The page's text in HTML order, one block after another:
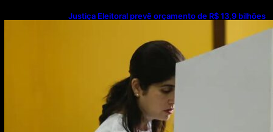
Justiça Eleitoral prevê orçamento de R$ 13,9 bilhões